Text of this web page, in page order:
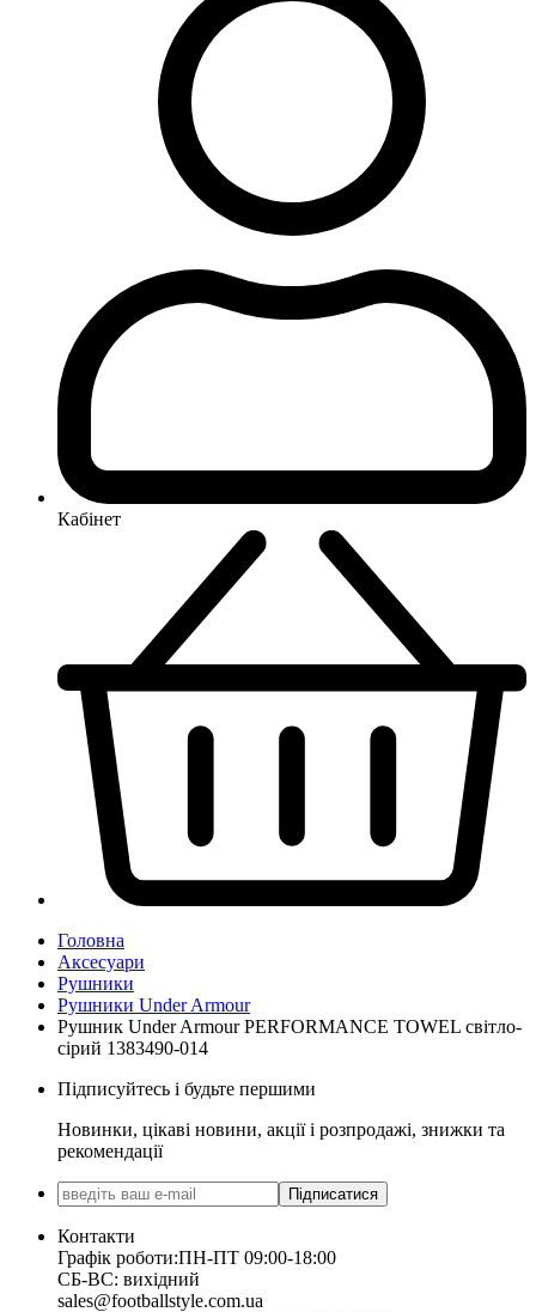
Кабінет
Головна
Аксесуари
Рушники
Рушники Under Armour
Рушник Under Armour PERFORMANCE TOWEL світло-
сірий 1383490-014
Підписуйтесь і будьте першими
Новинки, цікаві новини, акції і розпродажі, знижки та
рекомендації
Підписатися
Контакти
Графік роботи:ПН-ПТ 09:00-18:00
СБ-ВС: вихідний
sales@footballstyle.com.ua